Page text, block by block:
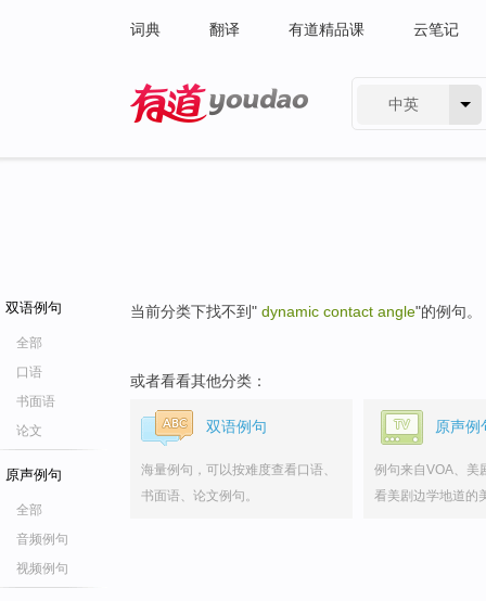
词典 翻译 有道精品课 云笔记
中英
双语例句
全部
口语
书面语
论文
原声例句
全部
音频例句
视频例句
当前分类下找不到" dynamic contact angle"的例句。
或者看看其他分类：
双语例句
海量例句，可以按难度查看口语、
书面语、论文例句。
原声例
例句来自VOA、美
看美剧边学地道的